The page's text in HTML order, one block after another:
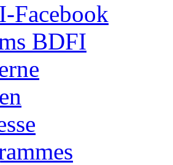
Facebook
BDFI